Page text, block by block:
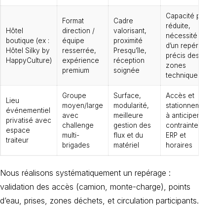
Hôtel
boutique (ex :
Hôtel Silky by
HappyCulture)
Format
direction /
équipe
resserrée,
expérience
premium
Cadre
valorisant,
proximité
Presqu’île,
réception
soignée
Capacité plus
réduite,
nécessité
d’un repérage
précis des
zones
techniques
Lieu
événementiel
privatisé avec
espace
traiteur
Groupe
moyen/large
avec
challenge
multi-
brigades
Surface,
modularité,
meilleure
gestion des
flux et du
matériel
Accès et
stationnement
à anticiper,
contraintes
ERP et
horaires
Nous réalisons systématiquement un repérage :
validation des accès (camion, monte-charge), points
d’eau, prises, zones déchets, et circulation participants.